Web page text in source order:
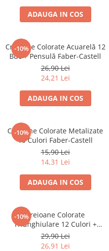
Carioci
Creioane colorate
Creioane mecanice
Mine pentru creioane mecanice
Pixuri
Rollere
Stilouri
Măsurare și trasare
Rigle
Organizare și Arhivare
Bibliorafturi
Caiete mecanice
Clipboard-uri
ADAUGA IN COS
-10%
Creioane Colorate Acuarelă 12
Buc + Pensulă Faber-Castell
26,90 Lei
24,21 Lei
ADAUGA IN COS
-10%
Creioane Colorate Metalizate
10 Culori Faber-Castell
15,90 Lei
14,31 Lei
ADAUGA IN COS
-10%Creioane Colorate
Triunghiulare 12 Culori +
Ascuțitoare Eco Faber-Castell
29,90 Lei
26,91 Lei